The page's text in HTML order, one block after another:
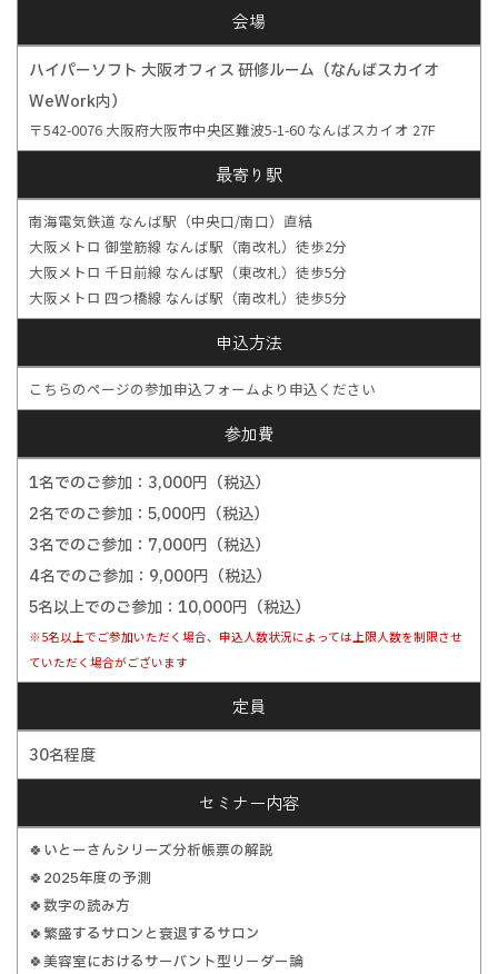
会場
ハイパーソフト 大阪オフィス 研修ルーム（なんばスカイオ
WeWork内）
〒542-0076 大阪府大阪市中央区難波5-1-60 なんばスカイオ 27F
最寄り駅
南海電気鉄道 なんば駅（中央口/南口）直結
大阪メトロ 御堂筋線 なんば駅（南改札）徒歩2分
大阪メトロ 千日前線 なんば駅（東改札）徒歩5分
大阪メトロ 四つ橋線 なんば駅（南改札）徒歩5分
申込方法
こちらのページの参加申込フォームより申込ください
参加費
1名でのご参加：3,000円（税込）
2名でのご参加：5,000円（税込）
3名でのご参加：7,000円（税込）
4名でのご参加：9,000円（税込）
5名以上でのご参加：10,000円（税込）
※5名以上でご参加いただく場合、申込人数状況によっては上限人数を制限させ
ていただく場合がございます
定員
30名程度
セミナー内容
🍀いとーさんシリーズ分析帳票の解説
🍀2025年度の予測
🍀数字の読み方
🍀繁盛するサロンと衰退するサロン
🍀美容室におけるサーバント型リーダー論